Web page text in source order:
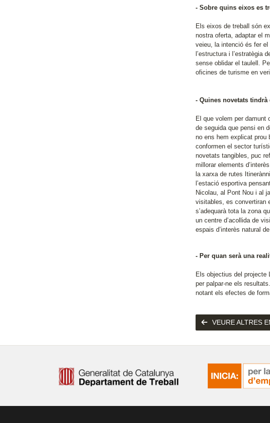
- Sobre quins eixos es
Els eixos de treball són
nostra oferta, adaptar el
veieu, la intenció és fer el
l’estructura i
sense oblidar el taulell.
oficines de turisme en
- Quines novetats
El que volem per damunt
de seguida que pensi en
no ens hem explicat prou
conformen el sector
novetats tangibles, puc
millorar elements
la xarxa de rutes
l’estació esportiva
Nicolau, al Pont Nou i al
visitables, es convertiran
s’adequarà tota la zona
un centre d’acollida de
espais d’interès natural
- Per quan serà una
Els objectius del projecte
per palpar-ne els
notant els efectes de
VEURE ALTRES